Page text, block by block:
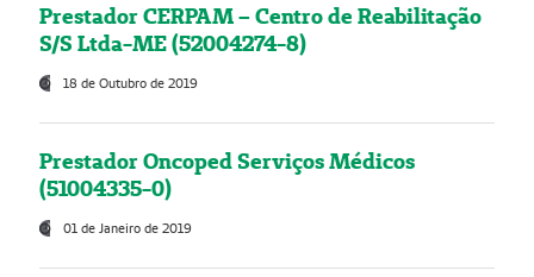
Prestador CERPAM – Centro de Reabilitação
S/S Ltda-ME (52004274-8)
18 de Outubro de 2019
Prestador Oncoped Serviços Médicos
(51004335-0)
01 de Janeiro de 2019